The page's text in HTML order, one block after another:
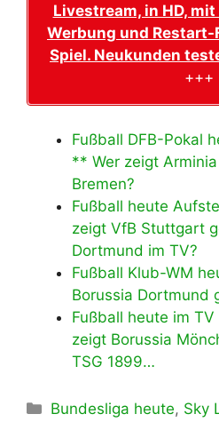
Livestream, in HD,
Werbung und
Spiel. Neukunden
+++
Fußball DFB-Pokal
** Wer zeigt
Bremen?
Fußball heute
zeigt VfB Stuttgart
Dortmund im TV?
Fußball Klub-WM
Borussia Dortmund
Fußball heute im
zeigt Borussia
TSG 1899…
Kategorien
Bundesliga heute, Sky